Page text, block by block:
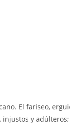
El fariseo,
y